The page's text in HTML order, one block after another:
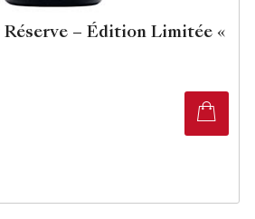
– Édition Limitée «